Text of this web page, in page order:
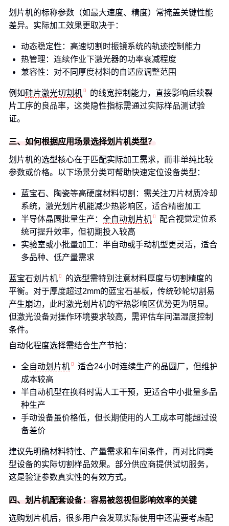
划片机的标称参数（如最大速度、精度）常掩盖关键性能
差异。实际加工效果更取决于：
动态稳定性：高速切割时振镜系统的轨迹控制能力
热管理：连续作业下激光器的功率衰减程度
兼容性：对不同厚度材料的自适应调整范围
例如硅片激光切割机
的线宽控制能力，直接影响后续裂
片工序的良品率，这类隐性指标需通过实际样品测试验
证。
三、如何根据应用场景选择划片机类型？
划片机的选型核心在于匹配实际加工需求，而非单纯比较
参数或价格。以下场景分类可帮助快速定位设备类型：
蓝宝石、陶瓷等高硬度材料切割：需关注刀片材质冷却
系统，激光划片机能减少热影响区，适合精密加工
半导体晶圆批量生产： 全自动划片机
配合视觉定位系
统可提升效率，但初期投入较高
实验室或小批量加工：半自动或手动机型更灵活，适合
多品种、低产量需求
蓝宝石划片机
的选型需特别注意材料厚度与切割精度的
平衡。对于厚度超过2mm的蓝宝石基板，传统砂轮切割易
产生崩边，此时激光划片机的窄热影响区优势更为明显。
但激光设备对操作环境要求较高，需评估车间温湿度控制
条件。
自动化程度选择需结合生产节拍：
全自动划片机
适合24小时连续生产的晶圆厂，但维护
成本较高
半自动机型在换料时需人工干预，更适合中小批量多品
种生产
手动设备虽价格低，但长期使用的人工成本可能超过设
备差价
建议先明确材料特性、产量需求和车间条件，再对比同类
型设备的实际切割样品效果。部分供应商提供试切服务，
这是验证参数真实性的有效方式。
四、划片机配套设备：容易被忽视但影响效率的关键
选购划片机后，很多用户会发现实际使用中还需要考虑配